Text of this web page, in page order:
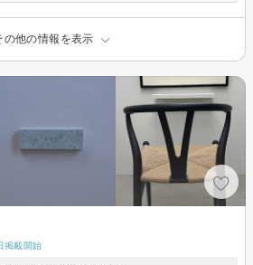
の他の情報を表示
掲載開始